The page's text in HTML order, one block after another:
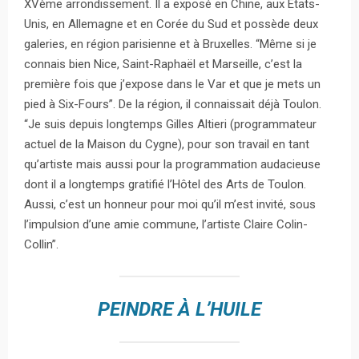
XVème arrondissement. Il a exposé en Chine, aux Etats-
Unis, en Allemagne et en Corée du Sud et possède deux
galeries, en région parisienne et à Bruxelles. “Même si je
connais bien Nice, Saint-Raphaël et Marseille, c’est la
première fois que j’expose dans le Var et que je mets un
pied à Six-Fours”. De la région, il connaissait déjà Toulon.
“Je suis depuis longtemps Gilles Altieri (programmateur
actuel de la Maison du Cygne), pour son travail en tant
qu’artiste mais aussi pour la programmation audacieuse
dont il a longtemps gratifié l’Hôtel des Arts de Toulon.
Aussi, c’est un honneur pour moi qu’il m’est invité, sous
l’impulsion d’une amie commune, l’artiste Claire Colin-
Collin”.
PEINDRE À L’HUILE